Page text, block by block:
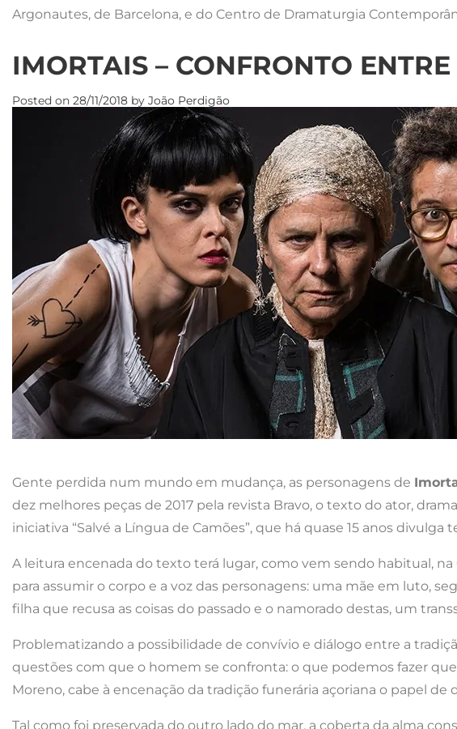
Argonautes, de Barcelona, e do Centro de Dramaturgia
IMORTAIS – CONFRONTO
Posted on 28/11/2018 by João Perdigão
Gente perdida num mundo em mudança, as personagens de
dez melhores peças de 2017 pela revista Bravo, o texto do ator,
iniciativa “Salvé a Língua de Camões”, que há quase 15 anos
A leitura encenada do texto terá lugar, como vem sendo habitual, na
para assumir o corpo e a voz das personagens: uma mãe em luto,
filha que recusa as coisas do passado e o namorado destas, um
Problematizando a possibilidade de convívio e diálogo entre a
questões com que o homem se confronta: o que podemos fazer
Moreno, cabe à encenação da tradição funerária açoriana o papel
Tal como foi preservada do outro lado do mar, a coberta da alma